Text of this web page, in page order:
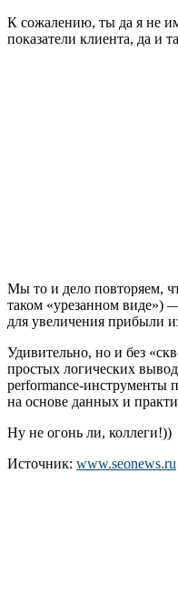
К сожалению, ты да я не
показатели клиента, да и
Мы то и дело повторяем,
таком «урезанном виде»)
для увеличения прибыли
Удивительно, но и без
простых логических
performance-инструменты
на основе данных и
Ну не огонь ли, коллеги!))
Источник: www.seonews.ru